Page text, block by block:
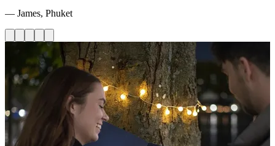
— James, Phuket